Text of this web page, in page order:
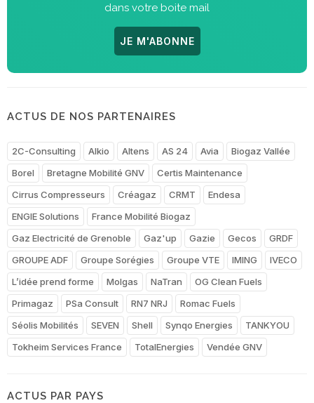
dans votre boite mail
JE M'ABONNE
ACTUS DE NOS PARTENAIRES
2C-Consulting Alkio Altens AS 24 Avia
Biogaz Vallée
Borel
Bretagne Mobilité GNV
Certis Maintenance
Cirrus Compresseurs
Créagaz CRMT
Endesa
ENGIE Solutions
France Mobilité Biogaz
Gaz Electricité de Grenoble
Gaz'up Gazie Gecos
GRDF
GROUPE ADF
Groupe Sorégies Groupe VTE IMING
IVECO
L’idée prend forme
Molgas NaTran
OG Clean Fuels
Primagaz
PSa Consult RN7 NRJ
Romac Fuels
Séolis Mobilités
SEVEN Shell Synqo Energies
TANKYOU
Tokheim Services France
TotalEnergies Vendée GNV
ACTUS PAR PAYS